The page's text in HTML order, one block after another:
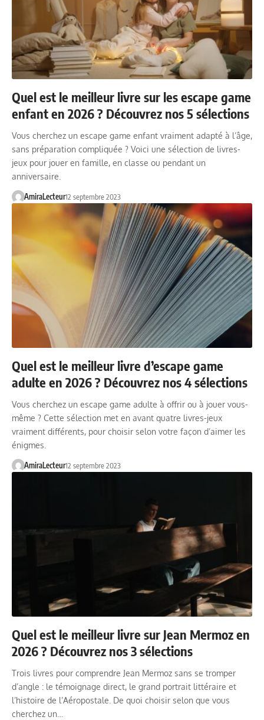
Quel est le meilleur livre sur les escape game
enfant en 2026 ? Découvrez nos 5 sélections
Vous cherchez un escape game enfant vraiment adapté à l’âge,
sans préparation compliquée ? Voici une sélection de livres-
jeux pour jouer en famille, en classe ou pendant un
anniversaire.
AmiraLecteur12 septembre 2023
Quel est le meilleur livre d’escape game
adulte en 2026 ? Découvrez nos 4 sélections
Vous cherchez un escape game adulte à offrir ou à jouer vous-
même ? Cette sélection met en avant quatre livres-jeux
vraiment différents, pour choisir selon votre façon d’aimer les
énigmes.
AmiraLecteur12 septembre 2023
Quel est le meilleur livre sur Jean Mermoz en
2026 ? Découvrez nos 3 sélections
Trois livres pour comprendre Jean Mermoz sans se tromper
d’angle : le témoignage direct, le grand portrait littéraire et
l’histoire de l’Aéropostale. De quoi choisir selon que vous
cherchez un…